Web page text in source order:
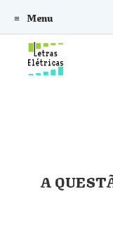
Menu
Skip to content
A